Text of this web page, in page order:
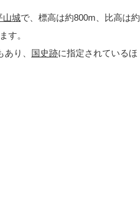
山城で、標高は約800m、比高は約
す。
り、 国史跡に指定されているほ